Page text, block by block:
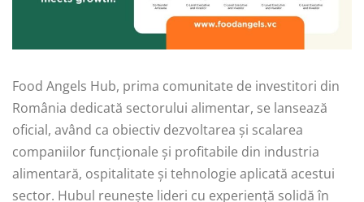
Food Angels Hub, prima comunitate de investitori din
România dedicată sectorului alimentar, se lansează
oficial, având ca obiectiv dezvoltarea și scalarea
companiilor funcționale și profitabile din industria
alimentară, ospitalitate și tehnologie aplicată acestui
sector. Hubul reunește lideri cu experiență solidă în